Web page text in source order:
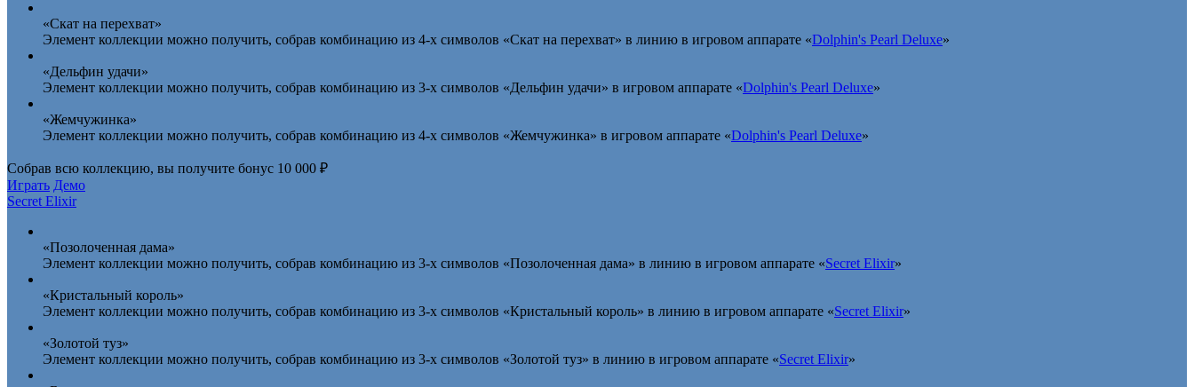
«Скат на перехват»
Элемент коллекции можно получить, собрав комбинацию из 4-х символов «Скат на перехват» в линию в игровом аппарате «Dolphin's Pearl Deluxe»
«Дельфин удачи»
Элемент коллекции можно получить, собрав комбинацию из 3-х символов «Дельфин удачи» в игровом аппарате «Dolphin's Pearl Deluxe»
«Жемчужинка»
Элемент коллекции можно получить, собрав комбинацию из 4-х символов «Жемчужинка» в игровом аппарате «Dolphin's Pearl Deluxe»
Собрав всю коллекцию, вы получите бонус 10 000 ₽
Играть Демо
Secret Elixir
«Позолоченная дама»
Элемент коллекции можно получить, собрав комбинацию из 3-х символов «Позолоченная дама» в линию в игровом аппарате «Secret Elixir»
«Кристальный король»
Элемент коллекции можно получить, собрав комбинацию из 3-х символов «Кристальный король» в линию в игровом аппарате «Secret Elixir»
«Золотой туз»
Элемент коллекции можно получить, собрав комбинацию из 3-х символов «Золотой туз» в линию в игровом аппарате «Secret Elixir»